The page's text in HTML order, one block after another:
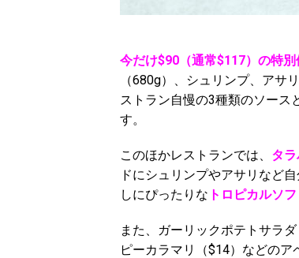
今だけ$90（通常$117）の特
（680g）、シュリンプ、アサ
ストラン自慢の3種類のソース
す。
このほかレストランでは、 タ
ドにシュリンプやアサリなど
しにぴったりな トロピカルソ
また、ガーリックポテトサラ
ピーカラマリ（$14）などのア